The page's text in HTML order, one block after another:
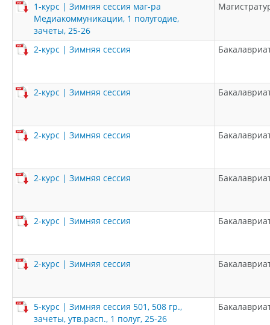
1-курс | Зимняя сессия маг-ра
Медиакоммуникации, 1 полугодие,
зачеты, 25-26
2-курс | Зимняя сессия
2-курс | Зимняя сессия
2-курс | Зимняя сессия
2-курс | Зимняя сессия
2-курс | Зимняя сессия
2-курс | Зимняя сессия
5-курс | Зимняя сессия 501, 508 гр.,
зачеты, утв.расп., 1 полуг, 25-26